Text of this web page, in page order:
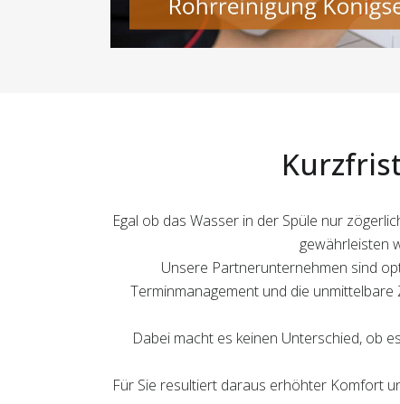
Egal ob das Wasser in der Spüle nur
gewährleisten
Unsere Partnerunternehmen sind
Terminmanagement und die
Dabei macht es keinen Unterschied, ob
Für Sie resultiert daraus erhöhter Komfort